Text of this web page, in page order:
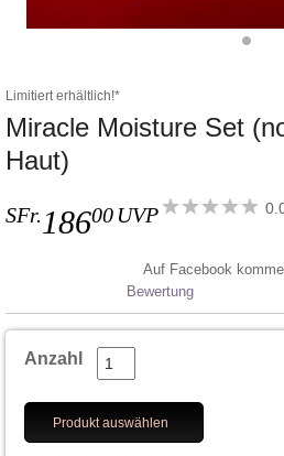
Limitiert erhältlich!*
Miracle Moisture Set
Haut)
SFr. 18600 UVP
Auf Facebook
Bewertung
Anzahl
Produkt auswählen